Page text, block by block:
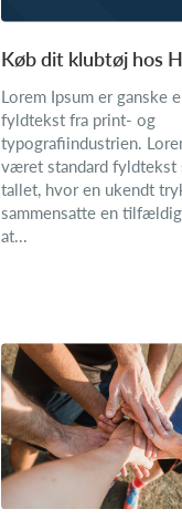
Køb dit klubtøj hos
Lorem Ipsum er ganske
fyldtekst fra print- og
typografiindustrien.
været standard fyldtekst
tallet, hvor en ukendt
sammensatte en
at...